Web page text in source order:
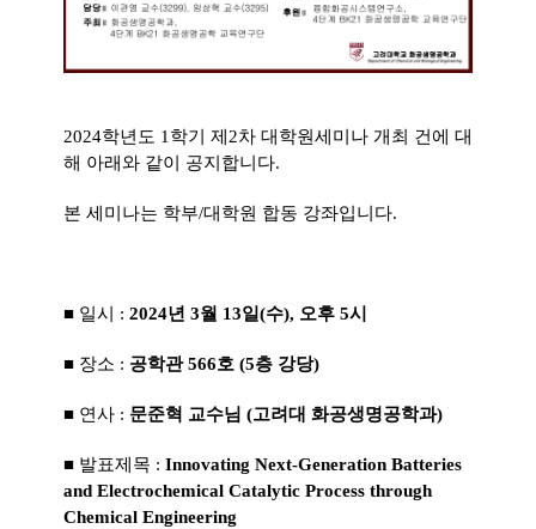
2024학년도 1학기 제2차 대학원세미나 개최 건에 대
해 아래와 같이 공지합니다.
본 세미나는 학부/대학원 합동 강좌입니다.
■ 일시 : 2024년 3월 13일(수), 오후 5시
■ 장소 : 공학관 566호 (5층 강당)
■ 연사 : 문준혁 교수님 (고려대 화공생명공학과)
■ 발표제목 : Innovating Next-Generation Batteries
and Electrochemical Catalytic Process through
Chemical Engineering